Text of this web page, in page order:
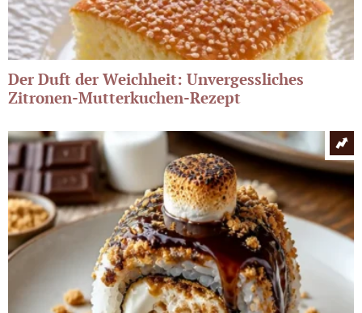
Der Duft der Weichheit: Unvergessliches
Zitronen-Mutterkuchen-Rezept